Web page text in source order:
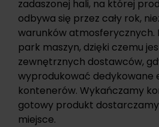
zadaszonej hali, na której
odbywa się przez cały rok,
warunków atmosferycznych.
park maszyn, dzięki czemu
zewnętrznych dostawców,
wyprodukować dedykowane
kontenerów. Wykańczamy
gotowy produkt
miejsce.